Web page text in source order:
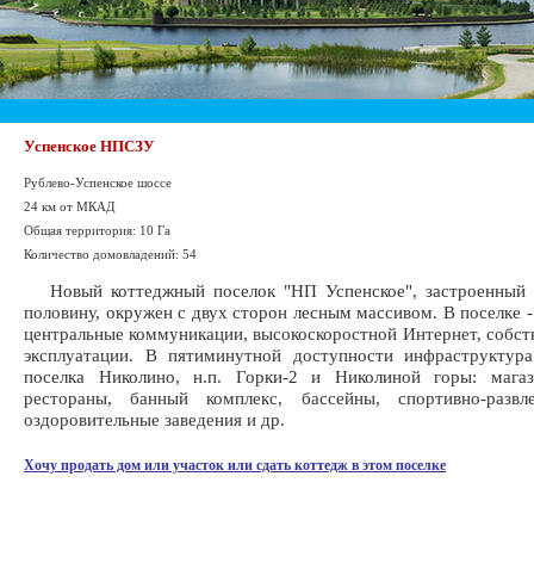
Успенское НПСЗУ
Рублево-Успенское шоссе
24 км от МКАД
Общая территория: 10 Га
Количество домовладений: 54
Новый коттеджный поселок "НП Успенское", застроенный
половину, окружен с двух сторон лесным массивом. В поселке
центральные коммуникации, высокоскоростной Интернет,
эксплуатации. В пятиминутной доступности
поселка Николино, н.п. Горки-2 и Николиной горы:
рестораны, банный комплекс, бассейны, спортивно-
оздоровительные заведения и др.
Хочу продать дом или участок или сдать коттедж в этом поселке